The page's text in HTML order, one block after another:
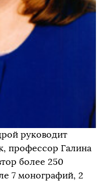
руководит
профессор Галина
более 250
7 монографий, 2